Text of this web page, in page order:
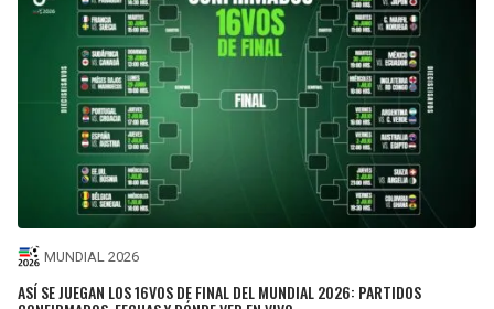
MUNDIAL 2026
ASÍ SE JUEGAN LOS 16VOS DE FINAL DEL MUNDIAL 2026: PARTIDOS